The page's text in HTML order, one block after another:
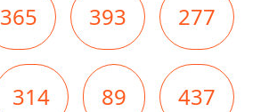
365 393 277
314 89 437